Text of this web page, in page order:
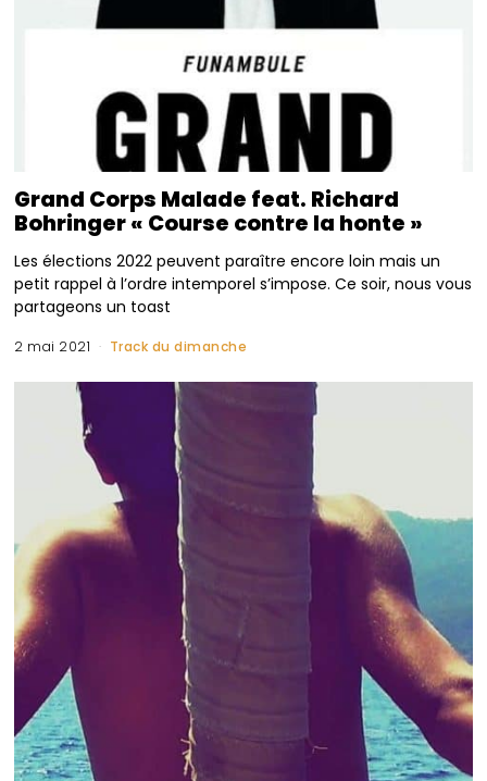
Grand Corps Malade feat. Richard
Bohringer « Course contre la honte »
Les élections 2022 peuvent paraître encore loin mais un
petit rappel à l’ordre intemporel s’impose. Ce soir, nous vous
partageons un toast
2 mai 2021 Track du dimanche